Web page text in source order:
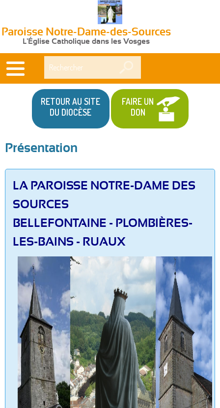
Paroisse Notre-Dame-des-Sources
L'Église Catholique dans les Vosges
RETOUR AU SITE
DU DIOCÈSE
FAIRE UN
DON
Présentation
LA PAROISSE NOTRE-DAME DES
SOURCES
BELLEFONTAINE - PLOMBIÈRES-
LES-BAINS - RUAUX